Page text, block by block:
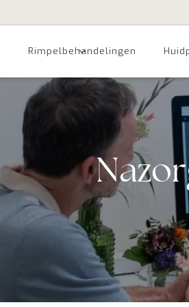
Rimpelbehandelingen